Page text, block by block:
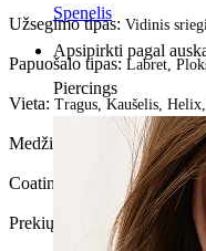
Spenelis
Apsipirkti pagal
Piercings
Užsegimo tipas: Vidinis
Papuošalo tipas: Labret,
Vieta: Tragus, Kaušelis,
Medžiaga: Titanas
Coating type: PVD
Prekių kiekis: 1